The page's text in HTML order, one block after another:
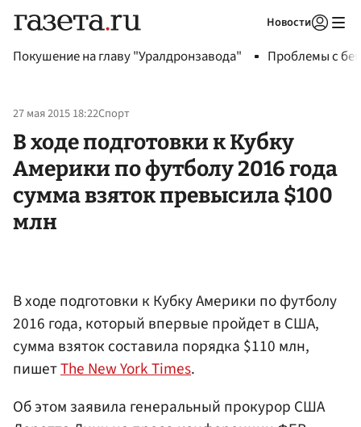
Новости
Покушение на главу "Уралдронзавода" Проблемы с
27 мая 2015 18:22Спорт
В ходе подготовки к Кубку
Америки по футболу 2016 года
сумма взяток превысила $100
млн
В ходе подготовки к Кубку Америки по футболу
2016 года, который впервые пройдет в США,
сумма взяток составила порядка $110 млн,
пишетThe New York Times.
Об этом заявила генеральный прокурор США